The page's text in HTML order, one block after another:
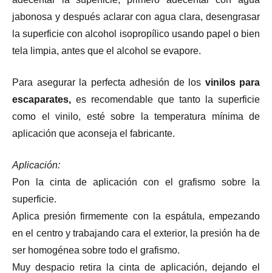
jabonosa y después aclarar con agua clara, desengrasar
la superficie con alcohol isopropílico usando papel o bien
tela limpia, antes que el alcohol se evapore.
Para asegurar la perfecta adhesión de los vinilos para
escaparates, es recomendable que tanto la superficie
como el vinilo, esté sobre la temperatura mínima de
aplicación que aconseja el fabricante.
Aplicación:
Pon la cinta de aplicación con el grafismo sobre la
superficie.
Aplica presión firmemente con la espátula, empezando
en el centro y trabajando cara el exterior, la presión ha de
ser homogénea sobre todo el grafismo.
Muy despacio retira la cinta de aplicación, dejando el